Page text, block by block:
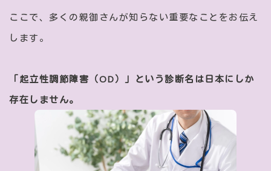
ここで、多くの親御さんが知らない重要なことをお伝え
します。
「起立性調節障害（OD）」という診断名は日本にしか
存在しません。